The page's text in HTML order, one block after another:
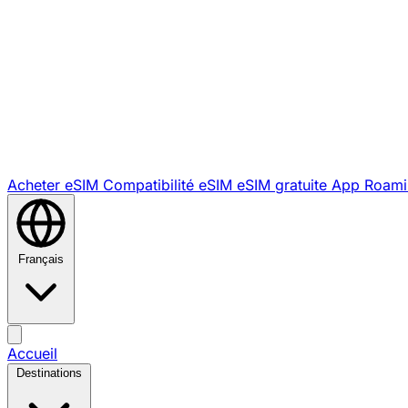
Acheter eSIM Compatibilité eSIM eSIM gratuite App Roami
Français
Accueil
Destinations